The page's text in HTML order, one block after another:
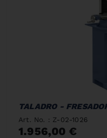
TALADRO -
Art. No. : Z-02-1026
1.956,00 €